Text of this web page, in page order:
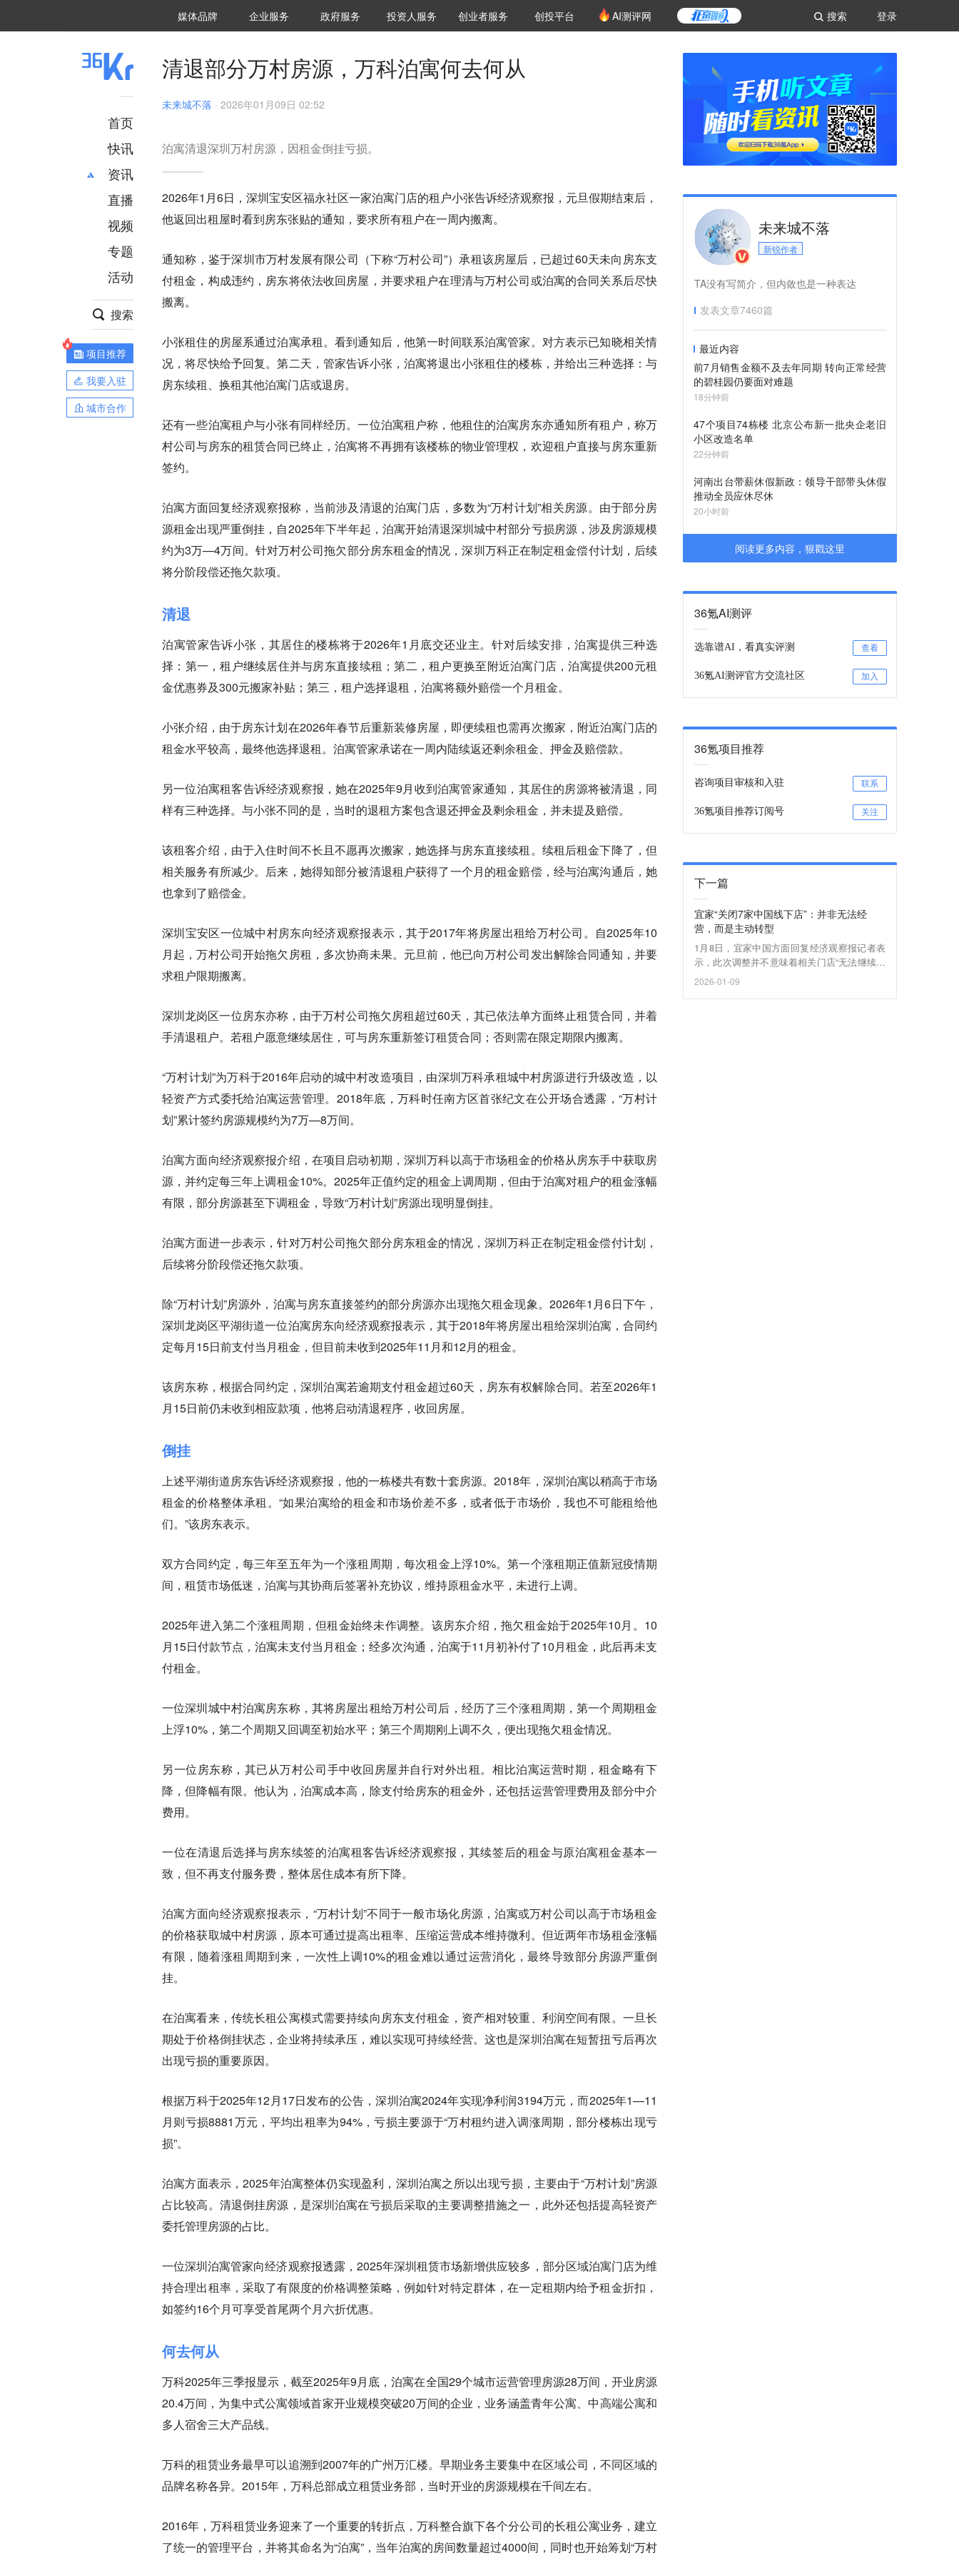
登录
搜索
媒体品牌 36Kr研究院
企业服务 城市之窗
政府服务 VClub投资机构库
投资机构职位推介
投资人服务 创投氪堂
创业者服务 创投平台 AI测评网
首页
快讯
资讯
推荐
财经
项目推荐
安徽
直播
视频
专题
活动
搜索
项目推荐
我要入驻
城市合作
清退部分万村房源，万科泊寓何去何从
未来城不落 · 2026年01月09日 02:52
泊寓清退深圳万村房源，因租金倒挂亏损。
2026年1月6日，深圳宝安区福永社区一家泊寓门店的租户小张告诉经济观察报，元旦假期结束后，
他返回出租屋时看到房东张贴的通知，要求所有租户在一周内搬离。
通知称，鉴于深圳市万村发展有限公司（下称“万村公司”）承租该房屋后，已超过60天未向房东支
付租金，构成违约，房东将依法收回房屋，并要求租户在理清与万村公司或泊寓的合同关系后尽快
搬离。
小张租住的房屋系通过泊寓承租。看到通知后，他第一时间联系泊寓管家。对方表示已知晓相关情
况，将尽快给予回复。第二天，管家告诉小张，泊寓将退出小张租住的楼栋，并给出三种选择：与
房东续租、换租其他泊寓门店或退房。
还有一些泊寓租户与小张有同样经历。一位泊寓租户称，他租住的泊寓房东亦通知所有租户，称万
村公司与房东的租赁合同已终止，泊寓将不再拥有该楼栋的物业管理权，欢迎租户直接与房东重新
签约。
泊寓方面回复经济观察报称，当前涉及清退的泊寓门店，多数为“万村计划”相关房源。由于部分房
源租金出现严重倒挂，自2025年下半年起，泊寓开始清退深圳城中村部分亏损房源，涉及房源规模
约为3万—4万间。针对万村公司拖欠部分房东租金的情况，深圳万科正在制定租金偿付计划，后续
将分阶段偿还拖欠款项。
清退
泊寓管家告诉小张，其居住的楼栋将于2026年1月底交还业主。针对后续安排，泊寓提供三种选
择：第一，租户继续居住并与房东直接续租；第二，租户更换至附近泊寓门店，泊寓提供200元租
金优惠券及300元搬家补贴；第三，租户选择退租，泊寓将额外赔偿一个月租金。
小张介绍，由于房东计划在2026年春节后重新装修房屋，即便续租也需再次搬家，附近泊寓门店的
租金水平较高，最终他选择退租。泊寓管家承诺在一周内陆续返还剩余租金、押金及赔偿款。
另一位泊寓租客告诉经济观察报，她在2025年9月收到泊寓管家通知，其居住的房源将被清退，同
样有三种选择。与小张不同的是，当时的退租方案包含退还押金及剩余租金，并未提及赔偿。
该租客介绍，由于入住时间不长且不愿再次搬家，她选择与房东直接续租。续租后租金下降了，但
相关服务有所减少。后来，她得知部分被清退租户获得了一个月的租金赔偿，经与泊寓沟通后，她
也拿到了赔偿金。
深圳宝安区一位城中村房东向经济观察报表示，其于2017年将房屋出租给万村公司。自2025年10
月起，万村公司开始拖欠房租，多次协商未果。元旦前，他已向万村公司发出解除合同通知，并要
求租户限期搬离。
深圳龙岗区一位房东亦称，由于万村公司拖欠房租超过60天，其已依法单方面终止租赁合同，并着
手清退租户。若租户愿意继续居住，可与房东重新签订租赁合同；否则需在限定期限内搬离。
“万村计划”为万科于2016年启动的城中村改造项目，由深圳万科承租城中村房源进行升级改造，以
轻资产方式委托给泊寓运营管理。2018年底，万科时任南方区首张纪文在公开场合透露，“万村计
划”累计签约房源规模约为7万—8万间。
泊寓方面向经济观察报介绍，在项目启动初期，深圳万科以高于市场租金的价格从房东手中获取房
源，并约定每三年上调租金10%。2025年正值约定的租金上调周期，但由于泊寓对租户的租金涨幅
有限，部分房源甚至下调租金，导致“万村计划”房源出现明显倒挂。
泊寓方面进一步表示，针对万村公司拖欠部分房东租金的情况，深圳万科正在制定租金偿付计划，
后续将分阶段偿还拖欠款项。
除“万村计划”房源外，泊寓与房东直接签约的部分房源亦出现拖欠租金现象。2026年1月6日下午，
深圳龙岗区平湖街道一位泊寓房东向经济观察报表示，其于2018年将房屋出租给深圳泊寓，合同约
定每月15日前支付当月租金，但目前未收到2025年11月和12月的租金。
该房东称，根据合同约定，深圳泊寓若逾期支付租金超过60天，房东有权解除合同。若至2026年1
月15日前仍未收到相应款项，他将启动清退程序，收回房屋。
倒挂
上述平湖街道房东告诉经济观察报，他的一栋楼共有数十套房源。2018年，深圳泊寓以稍高于市场
租金的价格整体承租。“如果泊寓给的租金和市场价差不多，或者低于市场价，我也不可能租给他
们。”该房东表示。
双方合同约定，每三年至五年为一个涨租周期，每次租金上浮10%。第一个涨租期正值新冠疫情期
间，租赁市场低迷，泊寓与其协商后签署补充协议，维持原租金水平，未进行上调。
2025年进入第二个涨租周期，但租金始终未作调整。该房东介绍，拖欠租金始于2025年10月。10
月15日付款节点，泊寓未支付当月租金；经多次沟通，泊寓于11月初补付了10月租金，此后再未支
付租金。
一位深圳城中村泊寓房东称，其将房屋出租给万村公司后，经历了三个涨租周期，第一个周期租金
上浮10%，第二个周期又回调至初始水平；第三个周期刚上调不久，便出现拖欠租金情况。
另一位房东称，其已从万村公司手中收回房屋并自行对外出租。相比泊寓运营时期，租金略有下
降，但降幅有限。他认为，泊寓成本高，除支付给房东的租金外，还包括运营管理费用及部分中介
费用。
一位在清退后选择与房东续签的泊寓租客告诉经济观察报，其续签后的租金与原泊寓租金基本一
致，但不再支付服务费，整体居住成本有所下降。
泊寓方面向经济观察报表示，“万村计划”不同于一般市场化房源，泊寓或万村公司以高于市场租金
的价格获取城中村房源，原本可通过提高出租率、压缩运营成本维持微利。但近两年市场租金涨幅
有限，随着涨租周期到来，一次性上调10%的租金难以通过运营消化，最终导致部分房源严重倒
挂。
在泊寓看来，传统长租公寓模式需要持续向房东支付租金，资产相对较重、利润空间有限。一旦长
期处于价格倒挂状态，企业将持续承压，难以实现可持续经营。这也是深圳泊寓在短暂扭亏后再次
出现亏损的重要原因。
根据万科于2025年12月17日发布的公告，深圳泊寓2024年实现净利润3194万元，而2025年1—11
月则亏损8881万元，平均出租率为94%，亏损主要源于“万村租约进入调涨周期，部分楼栋出现亏
损”。
泊寓方面表示，2025年泊寓整体仍实现盈利，深圳泊寓之所以出现亏损，主要由于“万村计划”房源
占比较高。清退倒挂房源，是深圳泊寓在亏损后采取的主要调整措施之一，此外还包括提高轻资产
委托管理房源的占比。
一位深圳泊寓管家向经济观察报透露，2025年深圳租赁市场新增供应较多，部分区域泊寓门店为维
持合理出租率，采取了有限度的价格调整策略，例如针对特定群体，在一定租期内给予租金折扣，
如签约16个月可享受首尾两个月六折优惠。
何去何从
万科2025年三季报显示，截至2025年9月底，泊寓在全国29个城市运营管理房源28万间，开业房源
20.4万间，为集中式公寓领域首家开业规模突破20万间的企业，业务涵盖青年公寓、中高端公寓和
多人宿舍三大产品线。
万科的租赁业务最早可以追溯到2007年的广州万汇楼。早期业务主要集中在区域公司，不同区域的
品牌名称各异。2015年，万科总部成立租赁业务部，当时开业的房源规模在千间左右。
2016年，万科租赁业务迎来了一个重要的转折点，万科整合旗下各个分公司的长租公寓业务，建立
了统一的管理平台，并将其命名为“泊寓”，当年泊寓的房间数量超过4000间，同时也开始筹划“万村
未来城不落
新锐作者
TA没有写简介，但内敛也是一种表达
发表文章7460篇
最近内容
前7月销售金额不及去年同期 转向正常经营
的碧桂园仍要面对难题
18分钟前
47个项目74栋楼 北京公布新一批央企老旧
小区改造名单
22分钟前
河南出台带薪休假新政：领导干部带头休假
推动全员应休尽休
20小时前
阅读更多内容，狠戳这里
36氪AI测评
选靠谱AI，看真实评测 查看
36氪AI测评官方交流社区 加入
36氪项目推荐
咨询项目审核和入驻 联系
36氪项目推荐订阅号 关注
下一篇
宜家“关闭7家中国线下店”：并非无法经
营，而是主动转型
1月8日，宜家中国方面回复经济观察报记者表
示，此次调整并不意味着相关门店“无法继续经
营”，而是宜家面向长期韧性与未来增长所采取
2026-01-09